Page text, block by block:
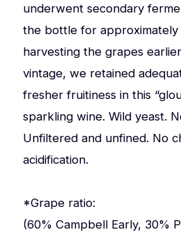
underwent secondary
the bottle for approximately
harvesting the grapes
vintage, we retained
fresher fruitiness in this
sparkling wine. Wild yeast.
Unfiltered and unfined. No
acidification.
*Grape ratio:
(60% Campbell Early, 30%